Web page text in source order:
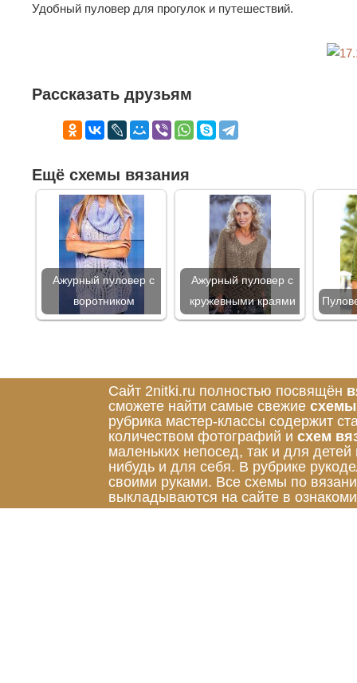
Удобный пуловер для прогулок и путешествий.
Рассказать друзьям
Ещё схемы вязания
Ажурный пуловер с
воротником
Ажурный пуловер с
кружевными краями
Сайт 2nitki.ru полностью посвящён
сможете найти самые свежие схемы
рубрика мастер-классы содержит
количеством фотографий и схем
маленьких непосед, так и для
нибудь и для себя. В рубрике
своими руками. Все схемы по
выкладываются на сайте в